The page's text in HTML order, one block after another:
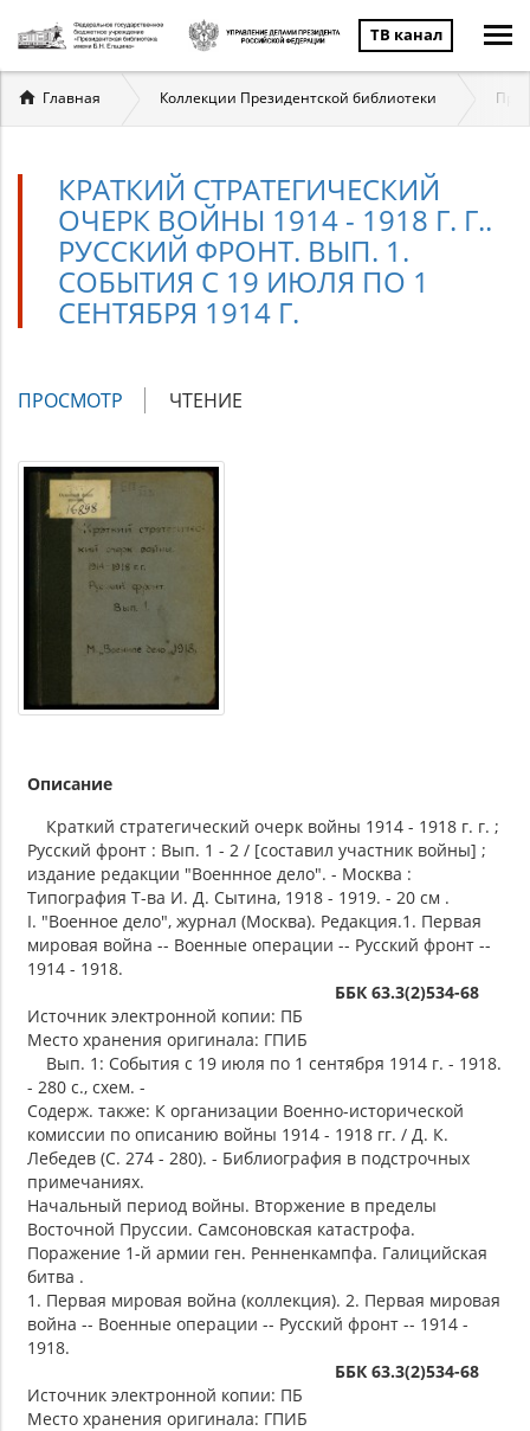
ТВ канал
Вы
здесь
Главная Коллекции Президентской библиотеки
КРАТКИЙ СТРАТЕГИЧЕСКИЙ
ОЧЕРК ВОЙНЫ 1914 - 1918 Г. Г..
РУССКИЙ ФРОНТ. ВЫП. 1.
СОБЫТИЯ С 19 ИЮЛЯ ПО 1
СЕНТЯБРЯ 1914 Г.
Главные
ПРОСМОТР (АКТИВНАЯ
ЧТЕНИЕ
Описание
Краткий стратегический очерк войны 1914 - 1918 г. г. ;
Русский фронт : Вып. 1 - 2 / [составил участник войны] ;
издание редакции "Военнное дело". - Москва :
Типография Т-ва И. Д. Сытина, 1918 - 1919. - 20 см .
I. "Военное дело", журнал (Москва). Редакция.1. Первая
мировая война -- Военные операции -- Русский фронт --
1914 - 1918.
ББК 63.3(2)534-68
Источник электронной копии: ПБ
Место хранения оригинала: ГПИБ
Вып. 1: События с 19 июля по 1 сентября 1914 г. - 1918.
- 280 с., схем. -
Содерж. также: К организации Военно-исторической
комиссии по описанию войны 1914 - 1918 гг. / Д. К.
Лебедев (С. 274 - 280). - Библиография в подстрочных
примечаниях.
Начальный период войны. Вторжение в пределы
Восточной Пруссии. Самсоновская катастрофа.
Поражение 1-й армии ген. Ренненкампфа. Галицийская
битва .
1. Первая мировая война (коллекция). 2. Первая мировая
война -- Военные операции -- Русский фронт -- 1914 -
1918.
ББК 63.3(2)534-68
Источник электронной копии: ПБ
Место хранения оригинала: ГПИБ